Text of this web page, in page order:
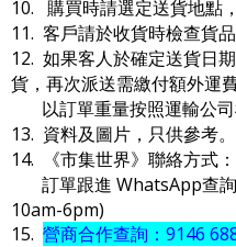
10. 購買時請選定送貨地點
11. 客戶請於收貨時檢查貨
12. 如果客人於確定送貨日
貨，再次派送需繳付額外運
以訂單重量按照運輸公司
13. 資料及圖片，只供參考。
14. 《市集世界》聯絡方式：
訂單跟進 WhatsApp查詢
10am-6pm)
15. 營商合作查詢：9146